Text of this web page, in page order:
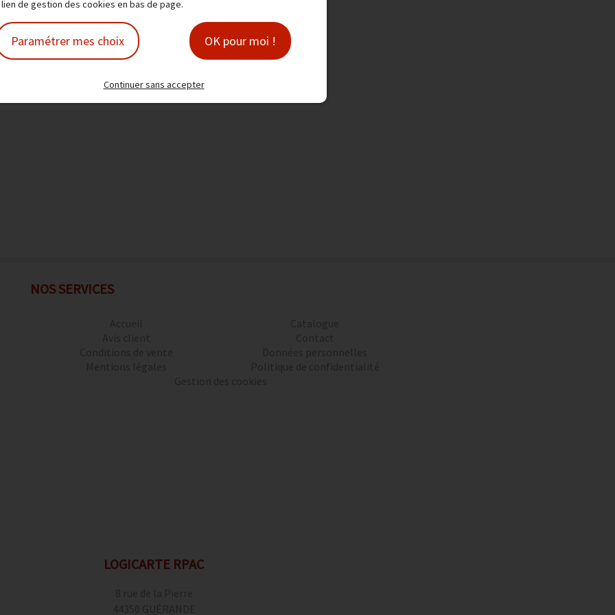
NOS SERVICES
LOGICARTE RPAC
de gestion des cookies en bas de page.
Paramétrer mes choix OK pour moi !
Continuer sans accepter